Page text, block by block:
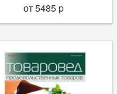
от 5485 p